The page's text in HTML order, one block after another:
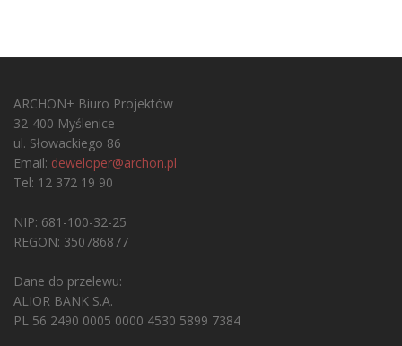
ARCHON+ Biuro Projektów
32-400 Myślenice
ul. Słowackiego 86
Email: deweloper@archon.pl
Tel: 12 372 19 90
NIP: 681-100-32-25
REGON: 350786877
Dane do przelewu:
ALIOR BANK S.A.
PL 56 2490 0005 0000 4530 5899 7384